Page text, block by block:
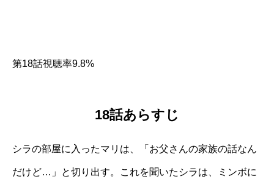
第18話視聴率9.8%
18話あらすじ
シラの部屋に入ったマリは、「お父さんの家族の話なん
だけど…」と切り出す。これを聞いたシラは、ミンボに